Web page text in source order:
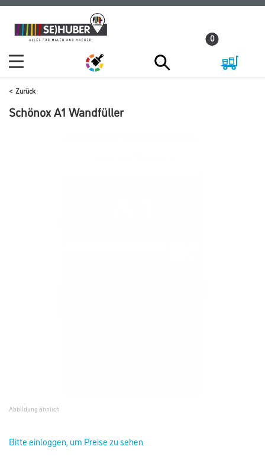
Zum
Inhalt
Zum
Navigationsmenü
0
Zurück
Schönox A1 Wandfüller
Abbildung ähnlich
Bitte einloggen, um Preise zu sehen